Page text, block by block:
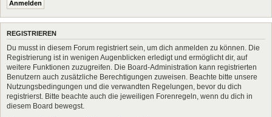
REGISTRIEREN
Du musst in diesem Forum registriert sein, um dich anmelden zu können. Die
Registrierung ist in wenigen Augenblicken erledigt und ermöglicht dir, auf
weitere Funktionen zuzugreifen. Die Board-Administration kann registrierten
Benutzern auch zusätzliche Berechtigungen zuweisen. Beachte bitte unsere
Nutzungsbedingungen und die verwandten Regelungen, bevor du dich
registrierst. Bitte beachte auch die jeweiligen Forenregeln, wenn du dich in
diesem Board bewegst.